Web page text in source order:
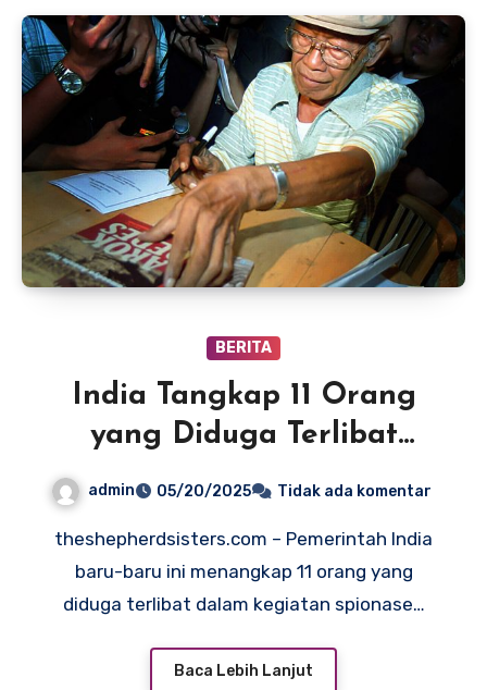
BERITA
India Tangkap 11 Orang
yang Diduga Terlibat
Kegiatan Spionase untuk
admin 05/20/2025 Tidak ada komentar
theshepherdsisters.com – Pemerintah India
baru-baru ini menangkap 11 orang yang
diduga terlibat dalam kegiatan spionase…
Baca Lebih Lanjut